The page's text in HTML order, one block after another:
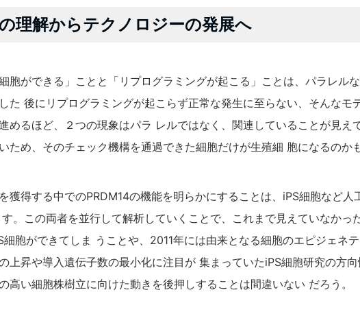
理解からテクノロジーの発展へ
胞ができる」ことと「リプログラミングが起こる」ことは、パラレル
た 後にリプログラミングが起こらず正常な発生に至らない、そんなモ
めるほど、２つの現象はパラ レルではなく、関連していることが見
ため、そのチェック機構を通過できた細胞だけが生殖細 胞になるのか
獲得する中でのPRDM14の機能を明らかにすることは、iPS細胞など
。この両者を並行して解析していくことで、これまで見えていなか
胞ができてしま うことや、2011年には由来となる細胞のエピジェネ
上昇や導入遺伝子数の最小化に注目が 集まっていたiPS細胞研究の方
高い細胞株樹立に向けた動きを後押しすることは間違いない だろう。